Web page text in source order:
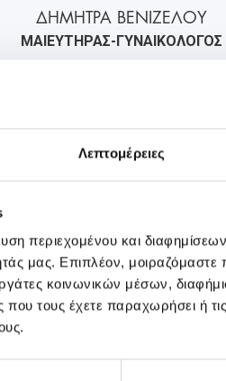
Λεπτομέρειες
περιεχομένου και
μας. Επιπλέον,
κοινωνικών μέσων,
τους έχετε παραχωρήσει ή
ΔΗΜΗΤΡΑ ΒΕΝΙΖΕΛΟΥ
ΜΑΙΕΥΤΗΡΑΣ-ΓΥΝΑΙΚΟΛΟΓΟΣ